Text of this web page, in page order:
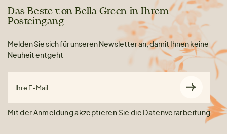
Das Beste von Bella Green in Ihrem
Posteingang
Melden Sie sich für unseren Newsletter an, damit Ihnen keine
Neuheit entgeht
Ihre E-Mail
Mit der Anmeldung akzeptieren Sie die Datenverarbeitung.